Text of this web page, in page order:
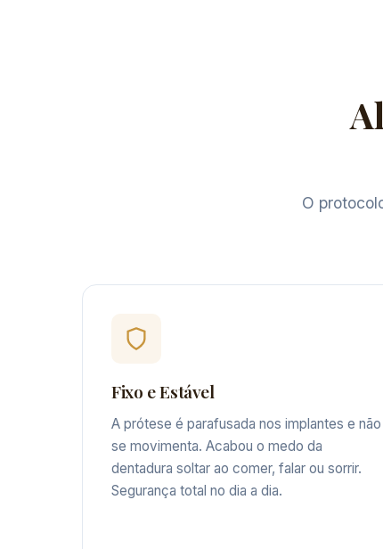
O
Fixo e Estável
A prótese é parafusada nos implantes e não
se movimenta. Acabou o medo da
dentadura soltar ao comer, falar ou sorrir.
Segurança total no dia a dia.